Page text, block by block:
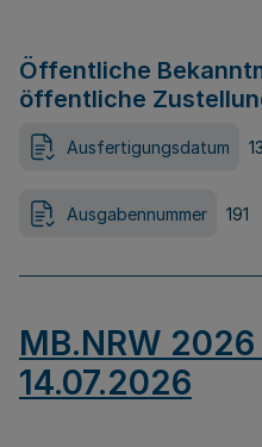
Öffentliche
öffentliche
Ausfertigungsdatum
Ausgabennummer 191
MB.NRW
14.07.2026